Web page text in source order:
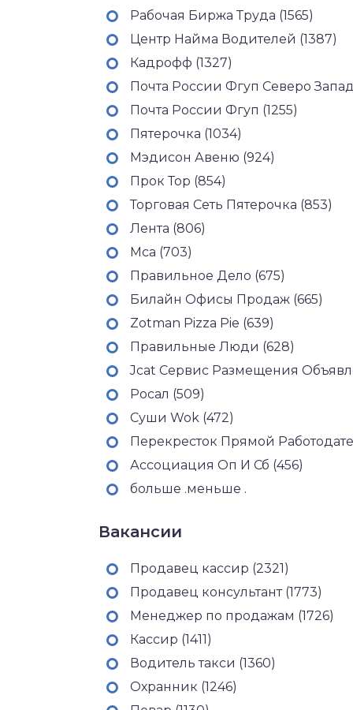
Рабочая Биржа Труда (1565)
Центр Найма Водителей (1387)
Кадрофф (1327)
Почта России Фгуп Северо
Почта России Фгуп (1255)
Пятерочка (1034)
Мэдисон Авеню (924)
Прок Тор (854)
Торговая Сеть Пятерочка (853)
Лента (806)
Мса (703)
Правильное Дело (675)
Билайн Офисы Продаж (665)
Zotman Pizza Pie (639)
Правильные Люди (628)
Jcat Сервис Размещения
Росал (509)
Суши Wok (472)
Перекресток Прямой
Ассоциация Оп И Сб (456)
больше .меньше .
Вакансии
Продавец кассир (2321)
Продавец консультант (1773)
Менеджер по продажам (1726)
Кассир (1411)
Водитель такси (1360)
Охранник (1246)